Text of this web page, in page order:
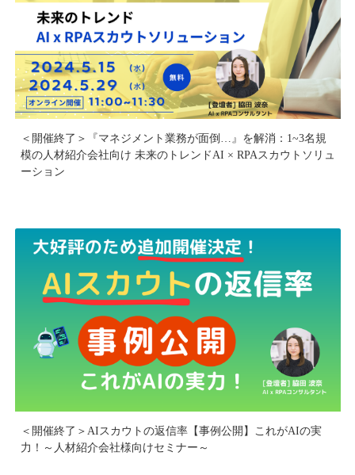
＜開催終了＞『マネジメント業務が面倒…』を解消：1~3名規
模の人材紹介会社向け 未来のトレンドAI × RPAスカウトソリュ
ーション
＜開催終了＞AIスカウトの返信率【事例公開】これがAIの実
力！～人材紹介会社様向けセミナー～